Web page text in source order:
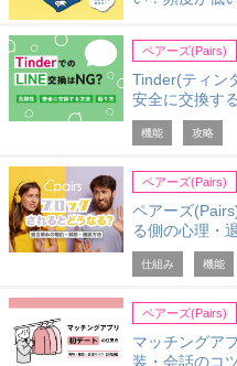
ペアーズ(Pairs)
Tinder(ティン
安全に交換す
機能 攻略
ペアーズ(Pairs)
ペアーズ
る側の心理・
仕組み 機能
ペアーズ(Pairs)
マッチングア
装・会話のコ